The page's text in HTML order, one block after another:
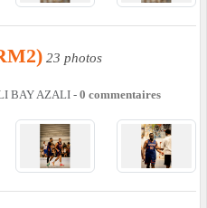
23 photos
BAY AZALI - 0 commentaires